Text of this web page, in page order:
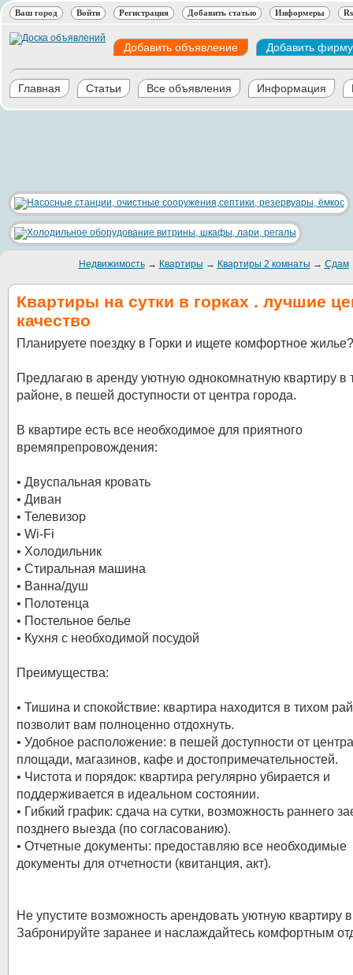
Ваш город Войти Регистрация Добавить статью Информеры
Добавить объявление Добавить фирму
Главная Статьи Все объявления Информация
Недвижимость→ Квартиры → Квартиры 2 комнаты → Сдам
Квартиры на сутки в горках . лучшие
качество
Планируете поездку в Горки и ищете комфортное жилье?
Предлагаю в аренду уютную однокомнатную квартиру в
районе, в пешей доступности от центра города.
В квартире есть все необходимое для приятного
времяпрепровождения:
• Двуспальная кровать
• Диван
• Телевизор
• Wi-Fi
• Холодильник
• Стиральная машина
• Ванна/душ
• Полотенца
• Постельное белье
• Кухня с необходимой посудой
Преимущества:
• Тишина и спокойствие: квартира находится в тихом
позволит вам полноценно отдохнуть.
• Удобное расположение: в пешей доступности от
площади, магазинов, кафе и достопримечательностей.
• Чистота и порядок: квартира регулярно убирается и
поддерживается в идеальном состоянии.
• Гибкий график: сдача на сутки, возможность раннего
позднего выезда (по согласованию).
• Отчетные документы: предоставляю все необходимые
документы для отчетности (квитанция, акт).
Не упустите возможность арендовать уютную квартиру
Забронируйте заранее и наслаждайтесь комфортным